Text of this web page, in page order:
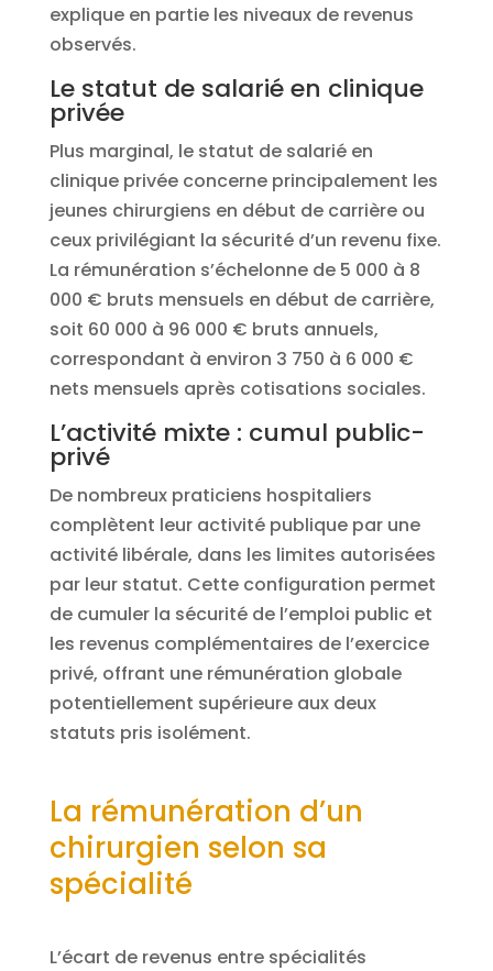
explique en partie les niveaux de revenus
observés.
Le statut de salarié en clinique
privée
Plus marginal, le statut de salarié en
clinique privée concerne principalement les
jeunes chirurgiens en début de carrière ou
ceux privilégiant la sécurité d’un revenu fixe.
La rémunération s’échelonne de 5 000 à 8
000 € bruts mensuels en début de carrière,
soit 60 000 à 96 000 € bruts annuels,
correspondant à environ 3 750 à 6 000 €
nets mensuels après cotisations sociales.
L’activité mixte : cumul public-
privé
De nombreux praticiens hospitaliers
complètent leur activité publique par une
activité libérale, dans les limites autorisées
par leur statut. Cette configuration permet
de cumuler la sécurité de l’emploi public et
les revenus complémentaires de l’exercice
privé, offrant une rémunération globale
potentiellement supérieure aux deux
statuts pris isolément.
La rémunération d’un
chirurgien selon sa
spécialité
L’écart de revenus entre spécialités